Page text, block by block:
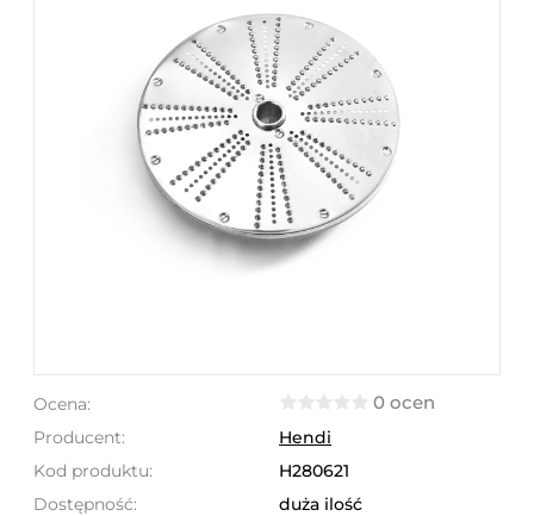
Ocena: 0 ocen
Producent:
Hendi
Kod produktu:
H280621
Dostępność:
duża ilość